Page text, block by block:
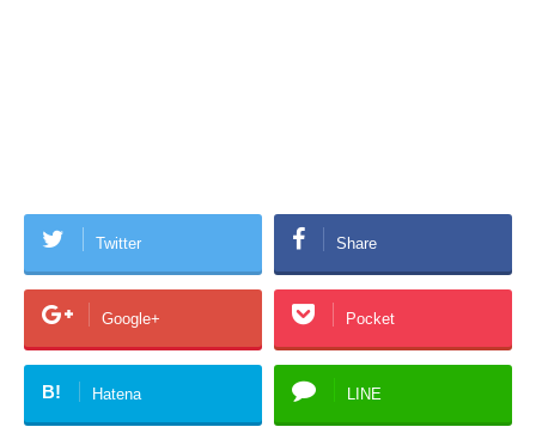
Twitter Share
Google+ Pocket
B! Hatena LINE